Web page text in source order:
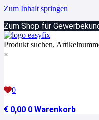
Zum Inhalt springen
Zum Shop für
Produkt suchen,
×
0
€ 0,00 0 Warenkorb